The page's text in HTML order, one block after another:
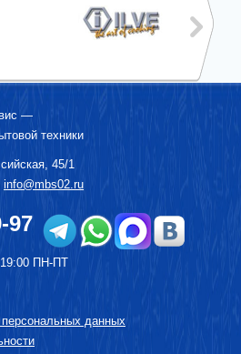
—
техники
45/1
info@mbs02.ru
97
ПН-ПТ
данных